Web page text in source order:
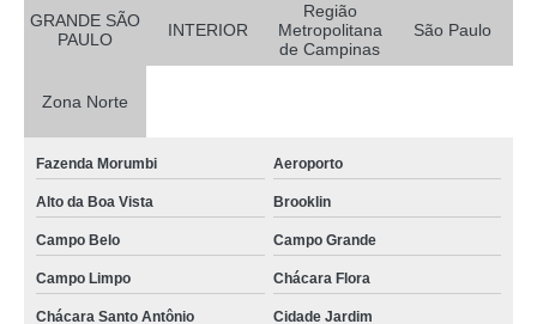
GRANDE SÃO
PAULO
INTERIOR
Região
Metropolitana
de Campinas
São Paulo
Zona Norte
Fazenda Morumbi Aeroporto
Alto da Boa Vista Brooklin
Campo Belo Campo Grande
Campo Limpo Chácara Flora
Chácara Santo Antônio Cidade Jardim